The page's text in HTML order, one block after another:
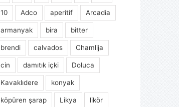
10 Adco aperitif Arcadia
armanyak bira bitter
brendi calvados Chamlija
cin damıtık içki Doluca
Kavaklıdere konyak
köpüren şarap Likya likör